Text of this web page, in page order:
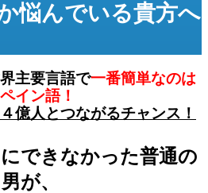
悩んでいる貴方へ
主要言語で一番簡単なのは
イン語！
億人とつながるチャンス！
できなかった普通の
男が、